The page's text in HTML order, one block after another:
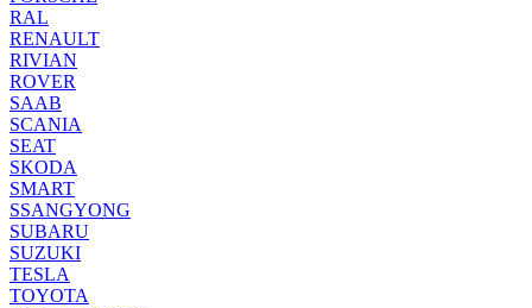
RAL
RENAULT
RIVIAN
ROVER
SAAB
SCANIA
SEAT
SKODA
SMART
SSANGYONG
SUBARU
SUZUKI
TESLA
TOYOTA